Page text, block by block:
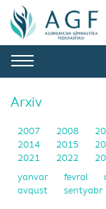
Arxiv
2007 2008
2014
2015
2021
2022
yanvar fevral
avqust
sentyabr